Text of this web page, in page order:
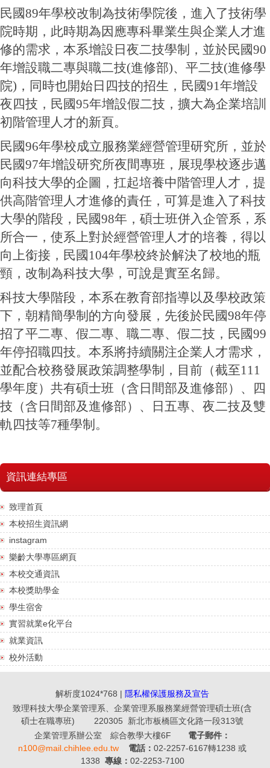
民國89年學校改制為技術學院後，進入了技術學
院時期，此時期為因應專科畢業生與企業人才進
修的需求，本系增設日夜二技學制，並於民國90
年增設職二專與職二技(進修部)、平二技(進修學
院)，同時也開始日四技的招生，民國91年增設
夜四技，民國95年增設假二技，擴大為企業培訓
初階管理人才的新頁。
民國96年學校成立服務業經營管理研究所，並於
民國97年增設研究所夜間專班，展現學校逐步邁
向科技大學的企圖，扛起培養中階管理人才，提
供高階管理人才進修的責任，可算是進入了科技
大學的階段，民國98年，碩士班併入企管系，系
所合一，使系上對於經營管理人才的培養，得以
向上銜接，民國104年學校終於解決了校地的瓶
頸，改制為科技大學，可說是實至名歸。
科技大學階段，本系在教育部指導以及學校政策
下，朝精簡學制的方向發展，先後於民國98年停
招了平二專、假二專、職二專、假二技，民國99
年停招職四技。本系將持續關注企業人才需求，
並配合校務發展政策調整學制，目前（截至111
學年度）共有碩士班（含日間部及進修部）、四
技（含日間部及進修部）、日五專、夜二技及雙
軌四技等7種學制。
資訊連結專區
致理首頁
本校招生資訊網
instagram
樂齡大學專區網頁
本校交通資訊
本校獎助學金
學生宿舍
實習就業e化平台
就業資訊
校外活動
解析度1024*768 | 隱私權保護服務及宣告
致理科技大學企業管理系、企業管理系服務業經營管理碩士班(含
碩士在職專班) 220305 新北市板橋區文化路一段313號
企業管理系辦公室 綜合教學大樓6F 電子郵件：
n100@mail.chihlee.edu.tw
電話： 02-2257-6167轉1238 或
1338 專線： 02-2253-7100